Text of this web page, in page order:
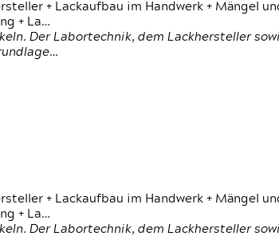
+ Lackaufbau im Handwerk + Mängel
+ La…
Der Labortechnik, dem Lackhersteller
+ Lackaufbau im Handwerk + Mängel
+ La…
Der Labortechnik, dem Lackhersteller